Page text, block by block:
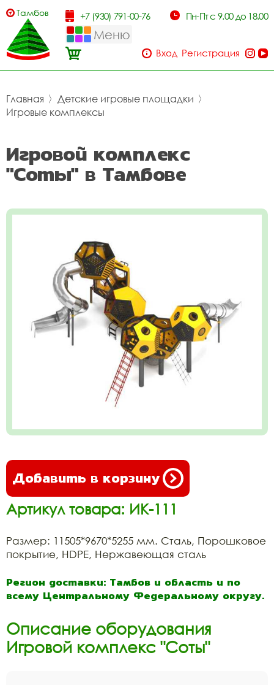
Тамбов +7 (930) 791-00-76 Пн-Пт с 9.00 до 18.00
Меню
Вход Регистрация
Главная 〉 Детские игровые площадки 〉
Игровые комплексы
Игровой комплекс
"Соты" в Тамбове
Добавить в корзину
Артикул товара: ИК-111
Размер: 11505*9670*5255 мм. Сталь, Порошковое
покрытие, HDPE, Нержавеющая сталь
Регион доставки: Тамбов и область и по
всему Центральному Федеральному округу.
Описание оборудования
Игровой комплекс "Соты"